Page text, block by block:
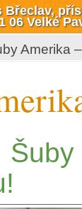
06 Velké
Amerika
Šuby